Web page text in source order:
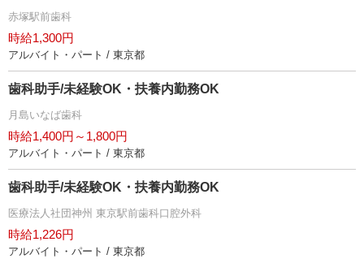
赤塚駅前歯科
時給1,300円
アルバイト・パート / 東京都
歯科助手/未経験OK・扶養内勤務OK
月島いなば歯科
時給1,400円～1,800円
アルバイト・パート / 東京都
歯科助手/未経験OK・扶養内勤務OK
医療法人社団神州 東京駅前歯科口腔外科
時給1,226円
アルバイト・パート / 東京都